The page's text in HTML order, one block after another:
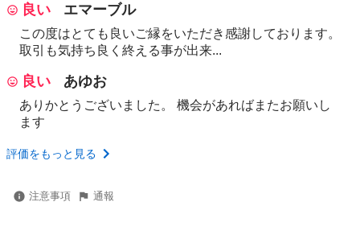
良い エマーブル
この度はとても良いご縁をいただき感謝しております。
取引も気持ち良く終える事が出来...
良い あゆお
ありかとうございました。 機会があればまたお願いし
ます
評価をもっと見る
注意事項 通報